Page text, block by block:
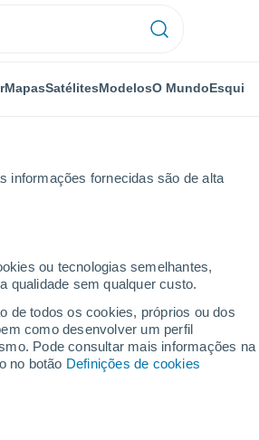
informações fornecidas são de alta
ou tecnologias semelhantes,
qualidade sem qualquer custo.
de todos os cookies, próprios ou dos
como desenvolver um perfil
Pode consultar mais informações na
no botão Definições de cookies
MapasSatélitesModelosO MundoEsqui
Cabo, na África do Sul